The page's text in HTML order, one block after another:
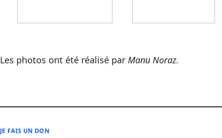
Les photos ont été réalisé par Manu Noraz.
JE FAIS UN DON